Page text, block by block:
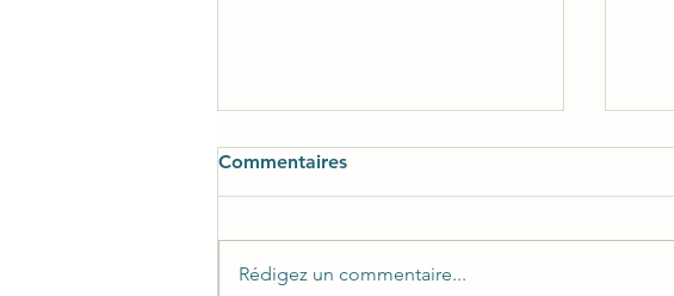
Commentaires
Rédigez un commentaire...